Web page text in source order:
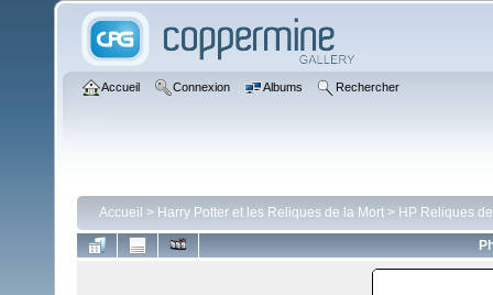
Accueil Connexion Albums Rechercher
Accueil > Harry Potter et les Reliques de la Mort > HP Reliques